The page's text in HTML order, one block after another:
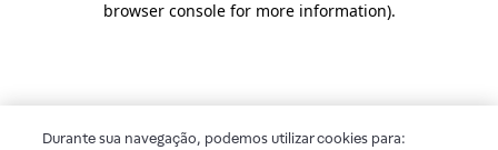
browser console for more information).
Durante sua navegação, podemos utilizar cookies para: